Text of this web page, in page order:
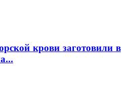
крови заготовили в